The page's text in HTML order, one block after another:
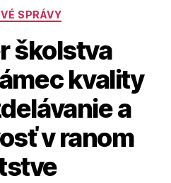
Kategórie
SPRÁVY
školstva
kvality
a
v ranom